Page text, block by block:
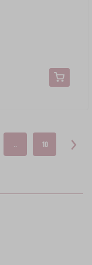
.. 10